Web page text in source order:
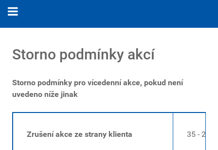
Storno podmínky akcí
Storno podmínky pro vícedenní akce, pokud není
uvedeno níže jinak
Zrušení akce ze strany klienta 35 - 21